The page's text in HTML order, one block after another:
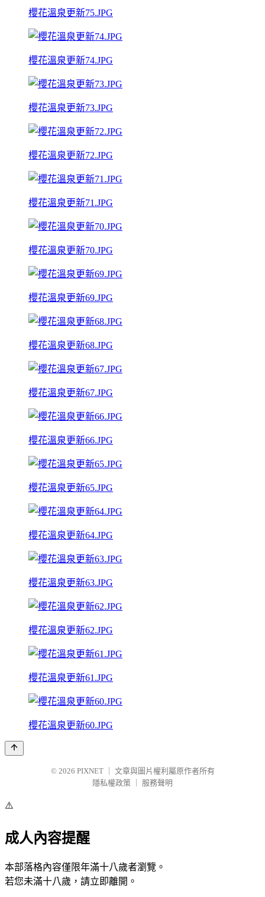
櫻花溫泉更新75.JPG
櫻花溫泉更新74.JPG
櫻花溫泉更新73.JPG
櫻花溫泉更新72.JPG
櫻花溫泉更新71.JPG
櫻花溫泉更新70.JPG
櫻花溫泉更新69.JPG
櫻花溫泉更新68.JPG
櫻花溫泉更新67.JPG
櫻花溫泉更新66.JPG
櫻花溫泉更新65.JPG
櫻花溫泉更新64.JPG
櫻花溫泉更新63.JPG
櫻花溫泉更新62.JPG
櫻花溫泉更新61.JPG
櫻花溫泉更新60.JPG
© 2026 PIXNET
文章與圖片權利屬原作者所有
隱私權政策
服務聲明
⚠️
成人內容提醒
本部落格內容僅限年滿十八歲者瀏覽。
若您未滿十八歲，請立即離開。